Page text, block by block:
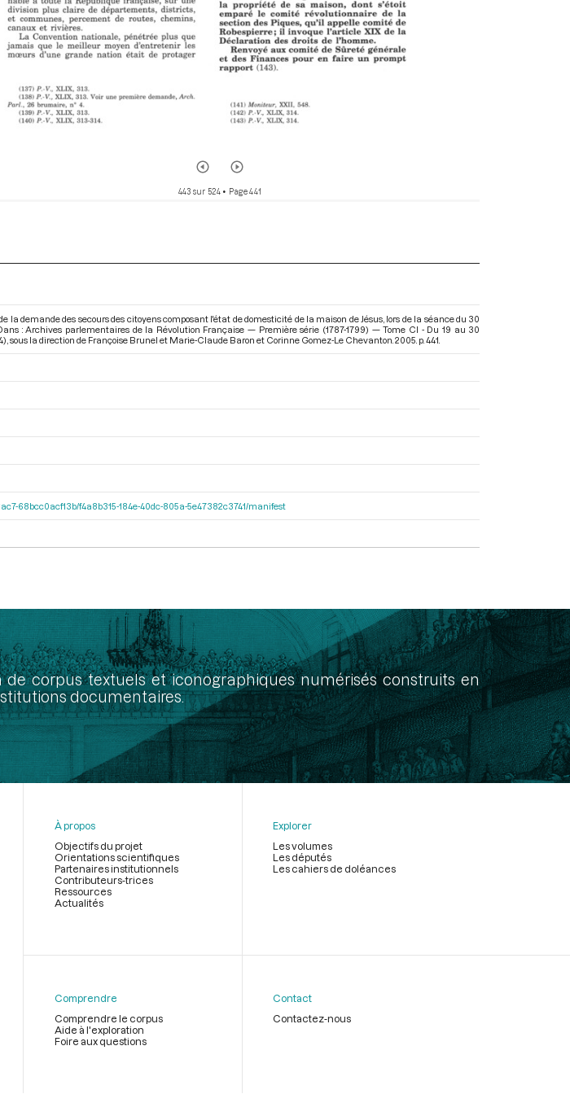
443 sur 524• Page 441
la demande des secours des citoyens composant l'état de domesticité de la maison de Jésus, lors de la séance du 30
: Archives parlementaires de la Révolution Française — Première série (1787-1799) — Tome CI - Du 19 au 30
, sous la direction de Françoise Brunel et Marie-Claude Baron et Corinne Gomez-Le Chevanton. 2005. p. 441.
68bcc0acf13b/f4a8b315-184e-40dc-805a-5e47382c3741/manifest
corpus textuels et iconographiques numérisés construits en
documentaires.
page
À propos
Objectifs du projet
Orientations scientifiques
Partenaires institutionnels
Contributeurs-trices
Ressources
Actualités
Explorer
Les volumes
Les députés
Les cahiers de doléances
Comprendre
Comprendre le corpus
Aide à l'exploration
Foire aux questions
Contact
Contactez-nous